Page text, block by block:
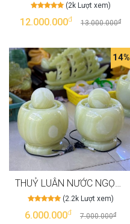
(2k Lượt xem)
12.000.000đ 13.000.000đ
14%
THUỶ LUÂN NƯỚC NGỌC PAKISTAN CAO 20P T3531
(2.2k Lượt xem)
6.000.000đ 7.000.000đ